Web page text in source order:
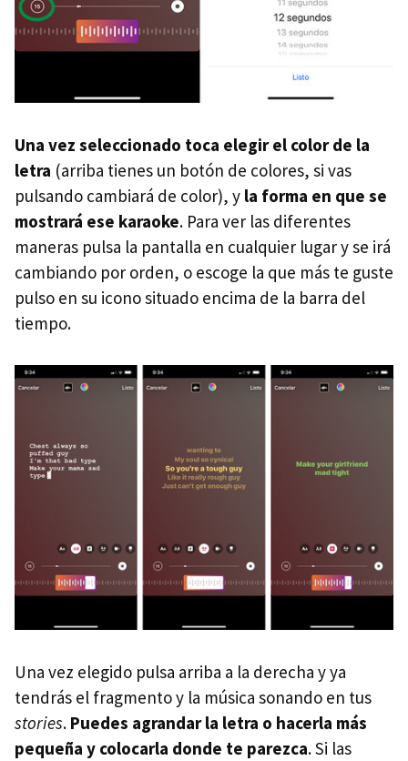
Una vez seleccionado toca elegir el color de la
letra (arriba tienes un botón de colores, si vas
pulsando cambiará de color), y la forma en que se
mostrará ese karaoke. Para ver las diferentes
maneras pulsa la pantalla en cualquier lugar y se irá
cambiando por orden, o escoge la que más te guste
pulso en su icono situado encima de la barra del
tiempo.
Una vez elegido pulsa arriba a la derecha y ya
tendrás el fragmento y la música sonando en tus
stories. Puedes agrandar la letra o hacerla más
pequeña y colocarla donde te parezca. Si las